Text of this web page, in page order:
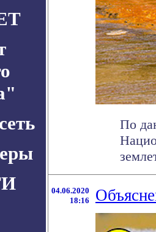
По
04.06.2020
18:16